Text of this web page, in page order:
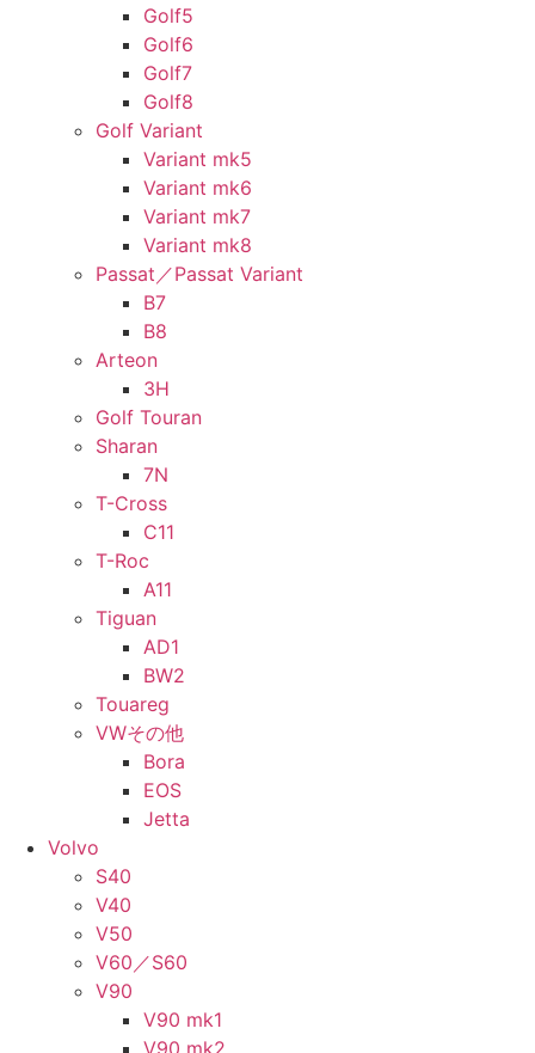
Golf5
Golf6
Golf7
Golf8
Golf Variant
Variant mk5
Variant mk6
Variant mk7
Variant mk8
Passat／Passat Variant
B7
B8
Arteon
3H
Golf Touran
Sharan
7N
T-Cross
C11
T-Roc
A11
Tiguan
AD1
BW2
Touareg
VWその他
Bora
EOS
Jetta
Volvo
S40
V40
V50
V60／S60
V90
V90 mk1
V90 mk2